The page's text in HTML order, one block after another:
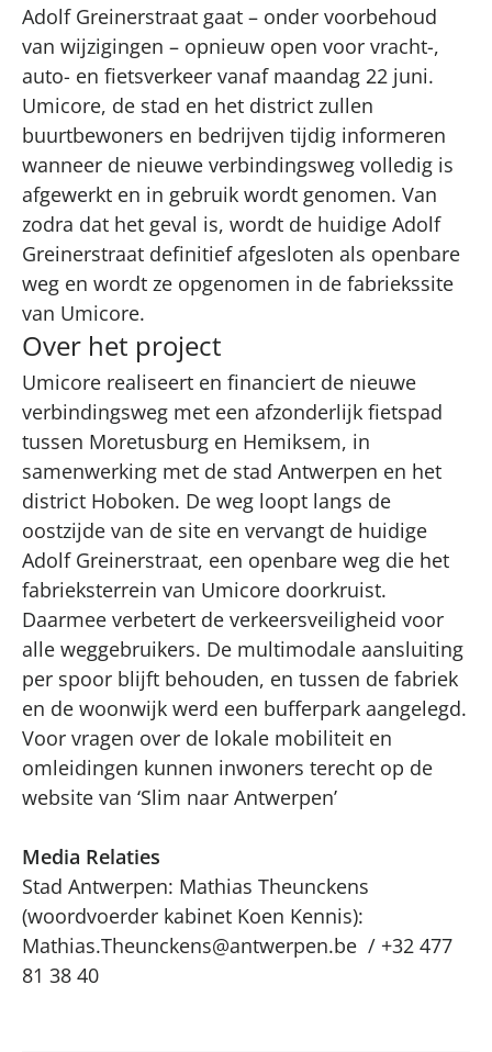
Adolf Greinerstraat gaat – onder voorbehoud
van wijzigingen – opnieuw open voor vracht-,
auto- en fietsverkeer vanaf maandag 22 juni.
Umicore, de stad en het district zullen
buurtbewoners en bedrijven tijdig informeren
wanneer de nieuwe verbindingsweg volledig is
afgewerkt en in gebruik wordt genomen. Van
zodra dat het geval is, wordt de huidige Adolf
Greinerstraat definitief afgesloten als openbare
weg en wordt ze opgenomen in de fabriekssite
van Umicore.
Over het project
Umicore realiseert en financiert de nieuwe
verbindingsweg met een afzonderlijk fietspad
tussen Moretusburg en Hemiksem, in
samenwerking met de stad Antwerpen en het
district Hoboken. De weg loopt langs de
oostzijde van de site en vervangt de huidige
Adolf Greinerstraat, een openbare weg die het
fabrieksterrein van Umicore doorkruist.
Daarmee verbetert de verkeersveiligheid voor
alle weggebruikers. De multimodale aansluiting
per spoor blijft behouden, en tussen de fabriek
en de woonwijk werd een bufferpark aangelegd.
Voor vragen over de lokale mobiliteit en
omleidingen kunnen inwoners terecht op de
website van ‘Slim naar Antwerpen’
Media Relaties
Stad Antwerpen: Mathias Theunckens
(woordvoerder kabinet Koen Kennis):
Mathias.Theunckens@antwerpen.be / +32 477
81 38 40